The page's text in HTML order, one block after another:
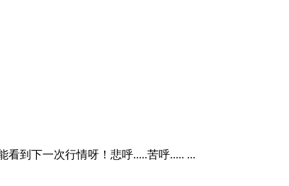
到下一次行情呀！悲呼.....苦呼..... ...